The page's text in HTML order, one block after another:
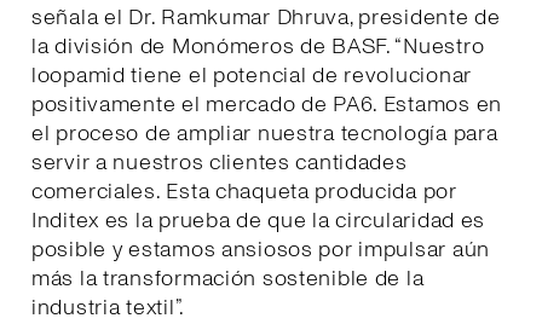
señala el Dr. Ramkumar Dhruva, presidente de
la división de Monómeros de BASF. “Nuestro
loopamid tiene el potencial de revolucionar
positivamente el mercado de PA6. Estamos en
el proceso de ampliar nuestra tecnología para
servir a nuestros clientes cantidades
comerciales. Esta chaqueta producida por
Inditex es la prueba de que la circularidad es
posible y estamos ansiosos por impulsar aún
más la transformación sostenible de la
industria textil”.